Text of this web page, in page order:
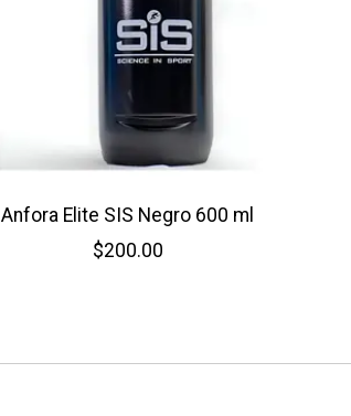
Anfora Elite SIS Negro 600 ml
$200.00